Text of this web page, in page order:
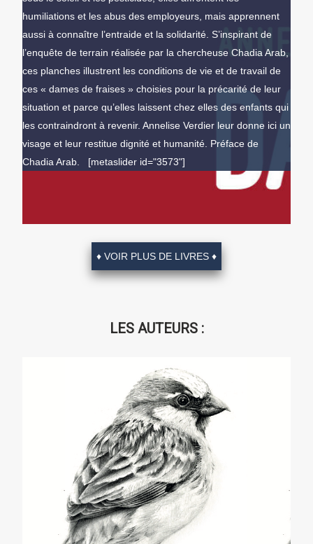
humiliations et les abus des employeurs, mais apprennent
aussi à connaître l’entraide et la solidarité. S’inspirant de
l’enquête de terrain réalisée par la chercheuse Chadia Arab,
ces planches illustrent les conditions de vie et de travail de
ces « dames de fraises » choisies pour la précarité de leur
situation et parce qu’elles laissent chez elles des enfants qui
les contraindront à revenir. Annelise Verdier leur donne ici un
visage et leur restitue dignité et humanité. Préface de
Chadia Arab. [metaslider id="3573"]
♦ VOIR PLUS DE LIVRES ♦
LES AUTEURS :